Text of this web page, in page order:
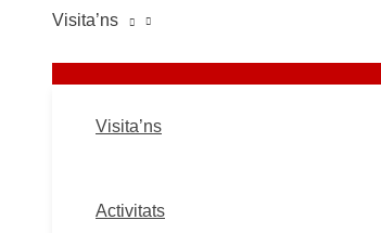
Visita’ns
Visita’ns
Activitats